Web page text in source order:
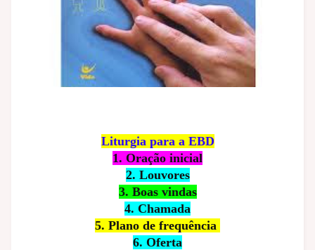
Liturgia para a EBD
1. Oração inicial
2. Louvores
3. Boas vindas
4. Chamada
5. Plano de frequência
6. Oferta